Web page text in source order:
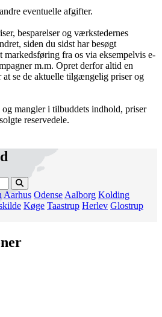
eventuelle afgifter.
besparelser og værkstedernes
siden du sidst har besøgt
markedsføring fra os via eksempelvis e-
m.m. Opret derfor altid en
at se de aktuelle tilgængelig priser og
mangler i tilbuddets indhold, priser
reservedele.
Aarhus Odense Aalborg Kolding
Køge Taastrup Herlev Glostrup